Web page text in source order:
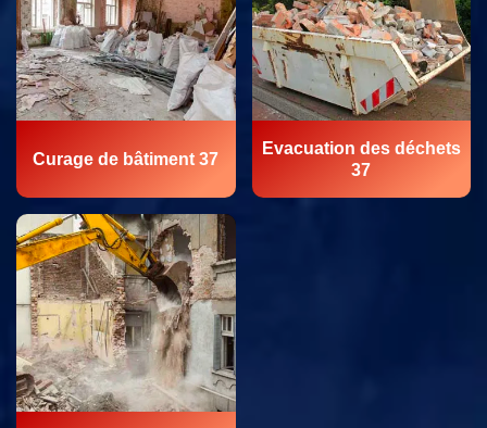
Curage de bâtiment 37
Evacuation des déchets
37